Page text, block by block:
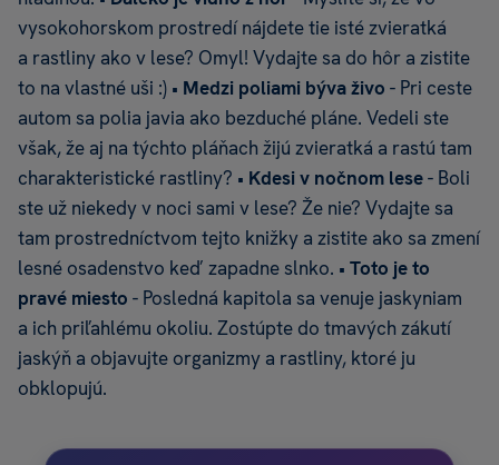
vysokohorskom prostredí nájdete tie isté zvieratká
a rastliny ako v lese? Omyl! Vydajte sa do hôr a zistite
to na vlastné uši :) • Medzi poliami býva živo - Pri ceste
autom sa polia javia ako bezduché pláne. Vedeli ste
však, že aj na týchto pláňach žijú zvieratká a rastú tam
charakteristické rastliny? • Kdesi v nočnom lese- Boli
ste už niekedy v noci sami v lese? Že nie? Vydajte sa
tam prostredníctvom tejto knižky a zistite ako sa zmení
lesné osadenstvo keď zapadne slnko. • Toto je to
pravé miesto - Posledná kapitola sa venuje jaskyniam
a ich priľahlému okoliu. Zostúpte do tmavých zákutí
jaskýň a objavujte organizmy a rastliny, ktoré ju
obklopujú.